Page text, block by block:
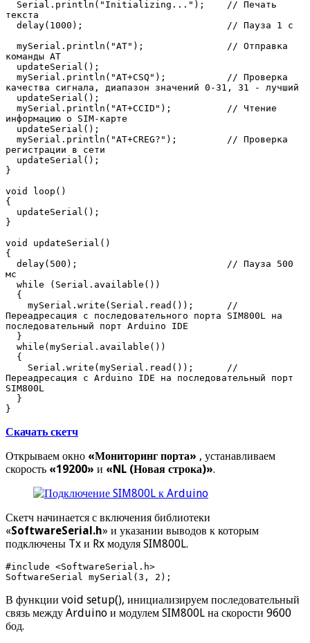
текста
команды AT
качества сигнала, диапазон значений 0-31, 31 - лучший
информацию о SIM-карте
регистрации в сети
}
void loop()
{
}
void updateSerial()
{
мс
Переадресация с последовательного порта SIM800L на
последовательный порт Arduino IDE
Переадресация c Arduino IDE на последовательный порт
SIM800L
}
Скачать скетч
Открываем окно «Мониторинг порта» , устанавливаем
скорость «19200» и «NL (Новая строка)».
Скетч начинается с включения библиотеки
«SoftwareSerial.h» и указании выводов к которым
подключены Tx и Rx модуля SIM800L.
#include <SoftwareSerial.h>
SoftwareSerial mySerial(3, 2);
В функции void setup(), инициализируем последовательный
связь между Arduino и модулем SIM800L на скорости 9600
бод.